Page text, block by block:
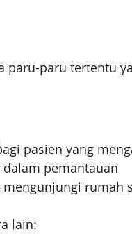
paru-paru tertentu
pasien yang
pemantauan
rumah
lain: